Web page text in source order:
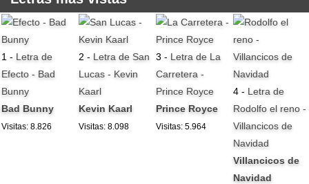
1 - Letra de
Efecto - Bad
Bunny
Bad Bunny
Visitas: 8.826
2 - Letra de San
Lucas - Kevin
Kaarl
Kevin Kaarl
Visitas: 8.098
3 - Letra de La
Carretera -
Prince Royce
Prince Royce
Visitas: 5.964
4 - Letra de
Rodolfo el reno -
Villancicos de
Navidad
Villancicos de
Navidad